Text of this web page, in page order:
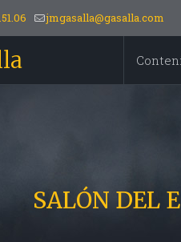
jmgasalla@gasalla.com
SALÓN DEL